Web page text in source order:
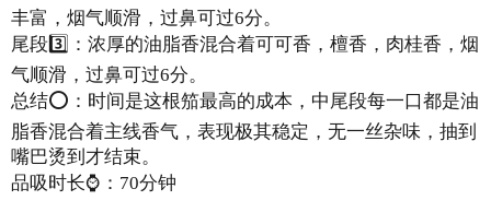
丰富，烟气顺滑，过鼻可过6分。
尾段3️⃣：浓厚的油脂香混合着可可香，檀香，肉桂香，烟
气顺滑，过鼻可过6分。
总结⭕：时间是这根笳最高的成本，中尾段每一口都是油
脂香混合着主线香气，表现极其稳定，无一丝杂味，抽到
嘴巴烫到才结束。
品吸时长⌚：70分钟